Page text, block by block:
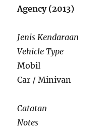
Agency (2013)
Jenis Kendaraan
Vehicle Type
Mobil
Car / Minivan
Catatan
Notes